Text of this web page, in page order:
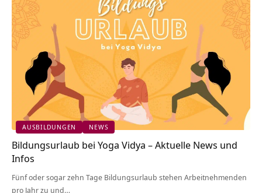
AUSBILDUNGEN NEWS
Bildungsurlaub bei Yoga Vidya – Aktuelle News und
Infos
Fünf oder sogar zehn Tage Bildungsurlaub stehen Arbeitnehmenden
pro Jahr zu und…